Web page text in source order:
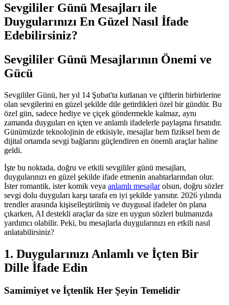
Sevgililer Günü Mesajları ile
Duygularınızı En Güzel Nasıl İfade
Edebilirsiniz?
Sevgililer Günü Mesajlarının Önemi ve
Gücü
Sevgililer Günü, her yıl 14 Şubat'ta kutlanan ve çiftlerin birbirlerine
olan sevgilerini en güzel şekilde dile getirdikleri özel bir gündür. Bu
özel gün, sadece hediye ve çiçek göndermekle kalmaz, aynı
zamanda duyguları en içten ve anlamlı ifadelerle paylaşma fırsatıdır.
Günümüzde teknolojinin de etkisiyle, mesajlar hem fiziksel hem de
dijital ortamda sevgi bağlarını güçlendiren en önemli araçlar haline
geldi.
İşte bu noktada, doğru ve etkili sevgililer günü mesajları,
duygularınızı en güzel şekilde ifade etmenin anahtarlarından olur.
İster romantik, ister komik veya anlamlı mesajlarolsun, doğru sözler
sevgi dolu duyguları karşı tarafa en iyi şekilde yansıtır. 2026 yılında
trendler arasında kişiselleştirilmiş ve duygusal ifadeler ön plana
çıkarken, AI destekli araçlar da size en uygun sözleri bulmanızda
yardımcı olabilir. Peki, bu mesajlarla duygularınızı en etkili nasıl
anlatabilirsiniz?
1. Duygularınızı Anlamlı ve İçten Bir
Dille İfade Edin
Samimiyet ve İçtenlik Her Şeyin Temelidir